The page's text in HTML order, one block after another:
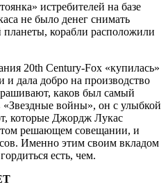
истребителей на базе
не было денег снимать
планеты, корабли расположили
20th Century-Fox «купилась»
дала добро на производство
каков был самый
войны», он с улыбкой
которые Джордж Лукас
том решающем совещании, и
Именно этим своим вкладом
есть, чем.